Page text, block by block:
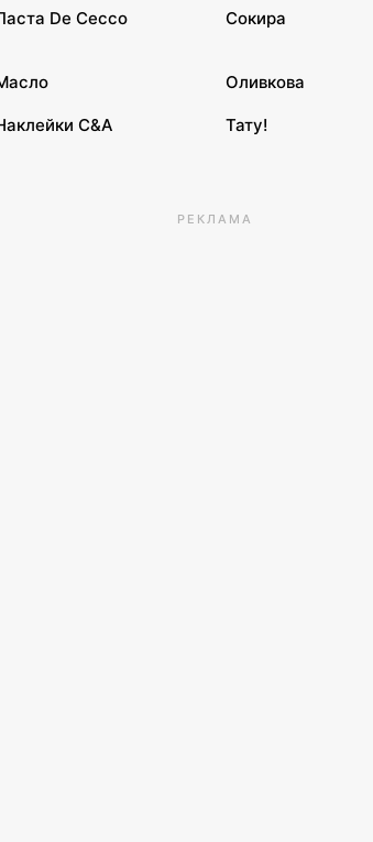
De Cecco Сокира
Оливкова
C&A Тату!
РЕКЛАМА